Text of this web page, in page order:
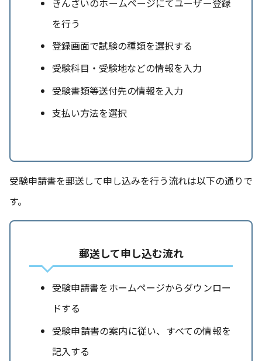
きんざいのホームページにてユーザー登録
を行う
登録画面で試験の種類を選択する
受験科目・受験地などの情報を入力
受験書類等送付先の情報を入力
支払い方法を選択
受験申請書を郵送して申し込みを行う流れは以下の通りで
す。
郵送して申し込む流れ
受験申請書をホームページからダウンロー
ドする
受験申請書の案内に従い、すべての情報を
記入する